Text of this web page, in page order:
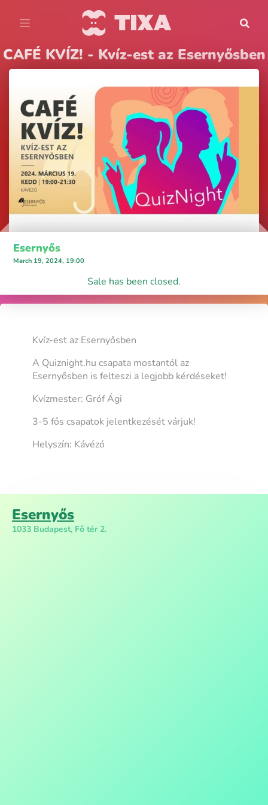
CAFÉ KVÍZ! - Kvíz-est az Esernyősben
Esernyős
March 19, 2024, 19:00
Sale has been closed.
Kvíz-est az Esernyősben
A Quiznight.hu csapata mostantól az
Esernyősben is felteszi a legjobb kérdéseket!
Kvízmester: Gróf Ági
3-5 fős csapatok jelentkezését várjuk!
Helyszín: Kávézó
Esernyős
1033 Budapest, Fő tér 2.